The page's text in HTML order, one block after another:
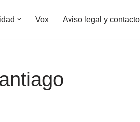
Vox Aviso legal y contacto